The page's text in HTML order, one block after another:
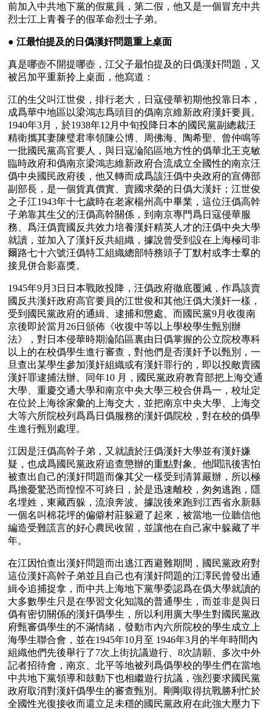
前加入中共地下黨的假黨員，第二假，他又是一個冒充中共
烈士江上青養子的假革命烈士子弟。
● 江最怕提及的日僞漢奸問題重上桌面
真是哪壺不開提哪壺，江父子最怕提及的日僞漢奸問題，又
被呂加平重新拎上桌面，他寫道：
江的生父叫江世俊，排行老大，日寇侵華初期他投靠日本，
成爲華中地區以梁鴻志爲頭目的僞南京維新政府漢奸要員。
1940年3月，於1938年12月中旬投降日本的國民黨副總裁汪
精衛攜其妻陳璧君率領陳公博、周佛海、陶希聖、曾仲鳴等
一批國民黨高官要人，與日寇淪陷區地方性的僞華北王克敏
臨時政府和僞南京梁鴻志維新政府合流成立全國性的南京汪
僞中央國民政府後，他又轉而成爲該汪僞中央政府的宣傳部
副部長，是一個貨真價實、賣國求榮的日僞大漢奸；江世俊
之子江1943年十七歲時在老家楊州高中畢業，這位汪僞高幹
子弟靠其生父的汪僞高幹關係，到南京專門爲日寇侵華服
務、爲汪僞賣國反共效力培養漢奸精英人才的汪僞中央大學
就讀，並加入了漢奸反共組織，據說曾受到設在上海極司非
爾路七十六號汪僞特工組織總部特務頭子丁默村或李士羣的
接見併合影嘉獎。
1945年9月3日日本戰敗投降，汪僞政府徹底覆滅，作爲該賣
國反共漢奸政府高官要員的江世俊和其他汪僞大漢奸一樣，
受到國民黨政府的通緝、逮捕和懲處。而國民黨9月收復南
京後即於當月26日頒佈《收復中等以上學校學生甄別辦
法》，對日本侵華時期淪陷區裏由日僞掌握的公立院校專科
以上的在校僞學生進行審查，對他們是否漢奸予以甄別，一
旦查出某學生參加漢奸組織或有漢奸罪行的，即以投敵賣國
漢奸罪逮捕法辦。同年10 月，國民黨政府教育部把上海交通
大學、重慶交通大學和南京中央大學三校合併爲一，校址定
在位於上海徐家彙的上海交大，並把南京中央大學、上海交
大等六所院校列爲爲日僞服務的漢奸僞院校，對在校的僞學
生進行甄別處理。
江因是汪僞高幹子弟，又就讀於汪僞漢奸大學並有漢奸嫌
疑，也成爲國民黨政府追查懲辦的重點對象。他聞訊後害怕
被查出自己的漢奸問題而像其父一樣受到清算嚴辦，所以極
爲擔憂驚恐而惶惶不可終日，於是迅速離校，匆匆逃跑，隱
名埋姓，東藏西躲，流浪奔波。據說後來跑到江西省永新縣
一個名叫棉花坪的偏僻村莊躲避了起來，被當地一位聽信他
編造受難謊言的好心農民收留，並讓他在自己家中躲藏了半
年。
在江因怕查出漢奸問題而出逃江西避難期間，國民黨政府對
這位漢奸高幹子弟並且自己也有漢奸問題的江澤民曾發出通
緝令追捕捉拿，而中共上海地下黨學委認爲在僞大學就讀的
大多數學生只是在學習文化知識的普通學生，而並非是與日
僞有密切關係的漢奸僞學生，所以利用廣大學生對國民黨政
府甄審僞學生的不滿情緒，發動市內六所院校的學生成立上
海學生聯合會，並在1945年10月至 1946年3月的半年時間內
組織他們先後舉行了7次上街抗議遊行、8次請願、多次中外
記者招待會，南京、北平等地被列爲僞學校的學生們在當地
中共地下黨領導和鼓動下也相繼遊行抗議，強烈要求國民黨
政府取消對漢奸僞學生的審查甄別。剛剛取得抗戰勝利忙於
全國性光復接收而還立足未穩的國民黨政府在此強大壓力下